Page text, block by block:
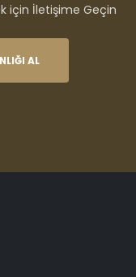
için İletişime Geçin
AL